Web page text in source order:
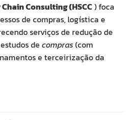
Consulting (HSCC) foca
de compras, logística e
serviços de redução de
de compras(com
e terceirização da